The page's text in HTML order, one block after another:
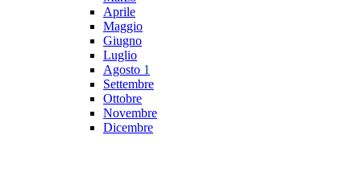
Aprile
Maggio
Giugno
Luglio
Agosto 1
Settembre
Ottobre
Novembre
Dicembre